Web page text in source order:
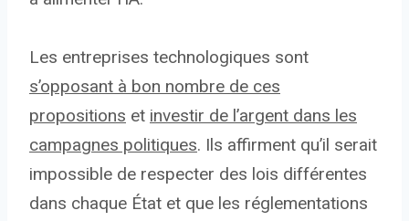
Les entreprises technologiques sont
s’opposant à bon nombre de ces
propositions et investir de l’argent dans les
campagnes politiques. Ils affirment qu’il serait
impossible de respecter des lois différentes
dans chaque État et que les réglementations